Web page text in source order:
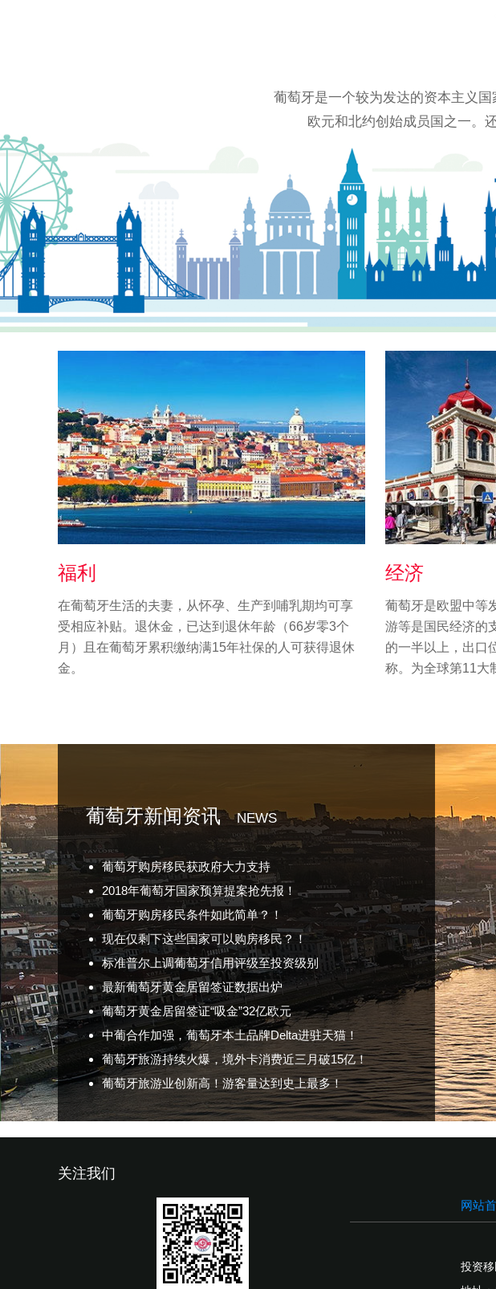
葡萄牙是一个较为发达的资本主义
欧元和北约创始成员国之一。
福利
在葡萄牙生活的夫妻，从怀孕、生产到哺乳期均可享
受相应补贴。退休金，已达到退休年龄（66岁零3个
月）且在葡萄牙累积缴纳满15年社保的人可获得退休
金。
经济
葡萄牙是欧盟中等
游等是国民经济的
的一半以上，出口
称。为全球第11大
葡萄牙新闻资讯 NEWS
葡萄牙购房移民获政府大力支持
2018年葡萄牙国家预算提案抢先报！
葡萄牙购房移民条件如此简单？！
现在仅剩下这些国家可以购房移民？！
标准普尔上调葡萄牙信用评级至投资级别
最新葡萄牙黄金居留签证数据出炉
葡萄牙黄金居留签证“吸金”32亿欧元
中葡合作加强，葡萄牙本土品牌Delta进驻天猫！
葡萄牙旅游持续火爆，境外卡消费近三月破15亿！
葡萄牙旅游业创新高！游客量达到史上最多！
关注我们
网站
投资